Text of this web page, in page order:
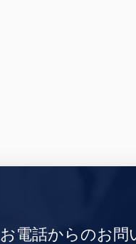
お電話からのお問